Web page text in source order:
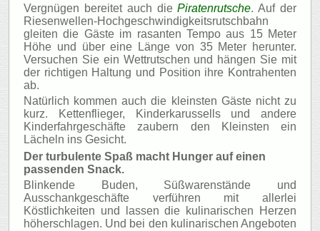
Vergnügen bereitet auch diePiratenrutsche. Auf der
Riesenwellen-Hochgeschwindigkeitsrutschbahn
gleiten die Gäste im rasanten Tempo aus 15 Meter
Höhe und über eine Länge von 35 Meter herunter.
Versuchen Sie ein Wettrutschen und hängen Sie mit
der richtigen Haltung und Position ihre Kontrahenten
ab.
Natürlich kommen auch die kleinsten Gäste nicht zu
kurz. Kettenflieger, Kinderkarussells und andere
Kinderfahrgeschäfte zaubern den Kleinsten ein
Lächeln ins Gesicht.
Der turbulente Spaß macht Hunger auf einen
passenden Snack.
Blinkende Buden, Süßwarenstände und
Ausschankgeschäfte verführen mit allerlei
Köstlichkeiten und lassen die kulinarischen Herzen
höherschlagen. Und bei den kulinarischen Angeboten